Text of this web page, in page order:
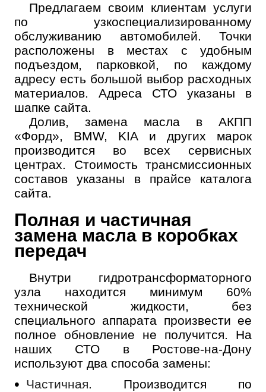
Предлагаем своим клиентам услуги
по узкоспециализированному
обслуживанию автомобилей. Точки
расположены в местах с удобным
подъездом, парковкой, по каждому
адресу есть большой выбор расходных
материалов. Адреса СТО указаны в
шапке сайта.
Долив, замена масла в АКПП
«Форд», BMW, KIA и других марок
производится во всех сервисных
центрах. Стоимость трансмиссионных
составов указаны в прайсе каталога
сайта.
Полная и частичная
замена масла в коробках
передач
Внутри гидротрансформаторного
узла находится минимум 60%
технической жидкости, без
специального аппарата произвести ее
полное обновление не получится. На
наших СТО в Ростове-на-Дону
используют два способа замены:
Частичная. Производится по